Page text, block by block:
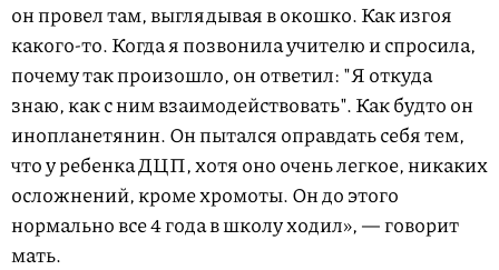
он провел там, выглядывая в окошко. Как изгоя
какого-то. Когда я позвонила учителю и спросила,
почему так произошло, он ответил: "Я откуда
знаю, как с ним взаимодействовать". Как будто он
инопланетянин. Он пытался оправдать себя тем,
что у ребенка ДЦП, хотя оно очень легкое, никаких
осложнений, кроме хромоты. Он до этого
нормально все 4 года в школу ходил», — говорит
мать.